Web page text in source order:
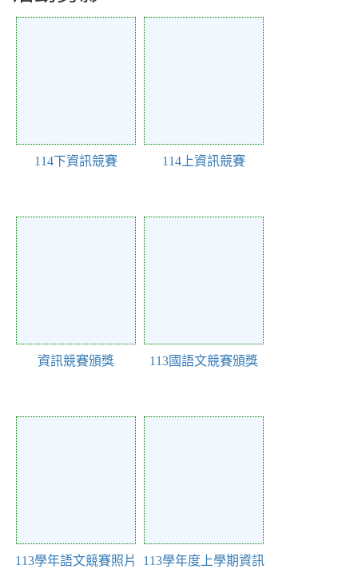
114下資訊競賽 114上資訊競賽
資訊競賽頒獎 113國語文競賽頒獎
113學年語文競賽照片 113學年度上學期資訊